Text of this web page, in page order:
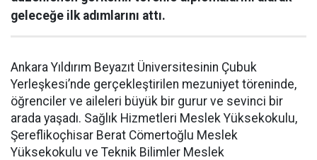
geleceğe ilk adımlarını attı.
Ankara Yıldırım Beyazıt Üniversitesinin Çubuk
Yerleşkesi’nde gerçekleştirilen mezuniyet töreninde,
öğrenciler ve aileleri büyük bir gurur ve sevinci bir
arada yaşadı. Sağlık Hizmetleri Meslek Yüksekokulu,
Şereflikoçhisar Berat Cömertoğlu Meslek
Yüksekokulu ve Teknik Bilimler Meslek